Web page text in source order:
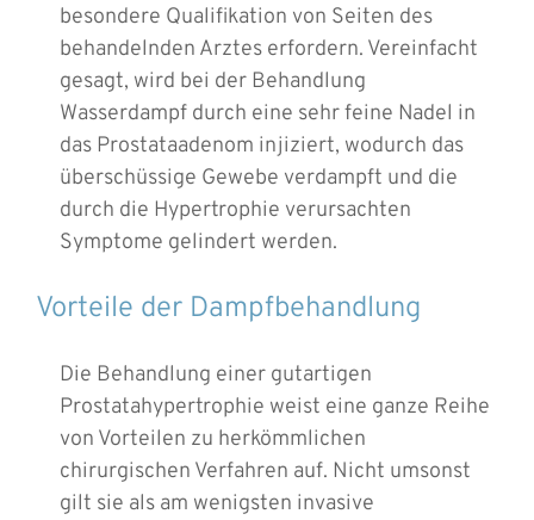
besondere Qualifikation von Seiten des
behandelnden Arztes erfordern. Vereinfacht
gesagt, wird bei der Behandlung
Wasserdampf durch eine sehr feine Nadel in
das Prostataadenom injiziert, wodurch das
überschüssige Gewebe verdampft und die
durch die Hypertrophie verursachten
Symptome gelindert werden.
Vorteile der Dampfbehandlung
Die Behandlung einer gutartigen
Prostatahypertrophie weist eine ganze Reihe
von Vorteilen zu herkömmlichen
chirurgischen Verfahren auf. Nicht umsonst
gilt sie als am wenigsten invasive